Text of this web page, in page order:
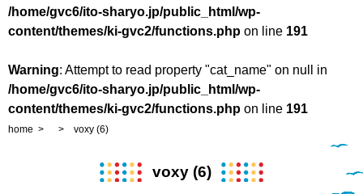
/home/gvc6/ito-sharyo.jp/public_html/wp-
content/themes/ki-gvc2/functions.php on line 191
Warning: Attempt to read property "cat_name" on null in
/home/gvc6/ito-sharyo.jp/public_html/wp-
content/themes/ki-gvc2/functions.php on line 191
home voxy (6)
voxy (6)